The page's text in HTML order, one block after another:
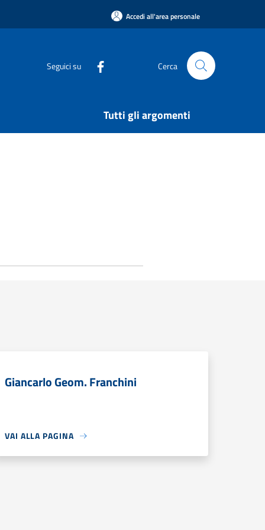
Accedi all'area personale
Seguici su Cerca
Tutti gli argomenti
Giancarlo Geom. Franchini
VAI ALLA PAGINA